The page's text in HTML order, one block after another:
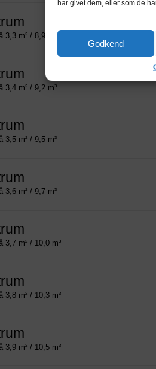
har givet dem, eller som de
Godkend
m² / 8,9 m³
3,4 m² / 9,2 m³
3,5 m² / 9,5 m³
3,6 m² / 9,7 m³
3,7 m² / 10,0 m³
3,8 m² / 10,3 m³
3,9 m² / 10,5 m³